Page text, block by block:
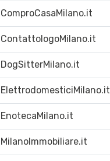
ComproCasaMilano.it
ContattologoMilano.it
DogSitterMilano.it
ElettrodomesticiMilano.it
EnotecaMilano.it
MilanoImmobiliare.it